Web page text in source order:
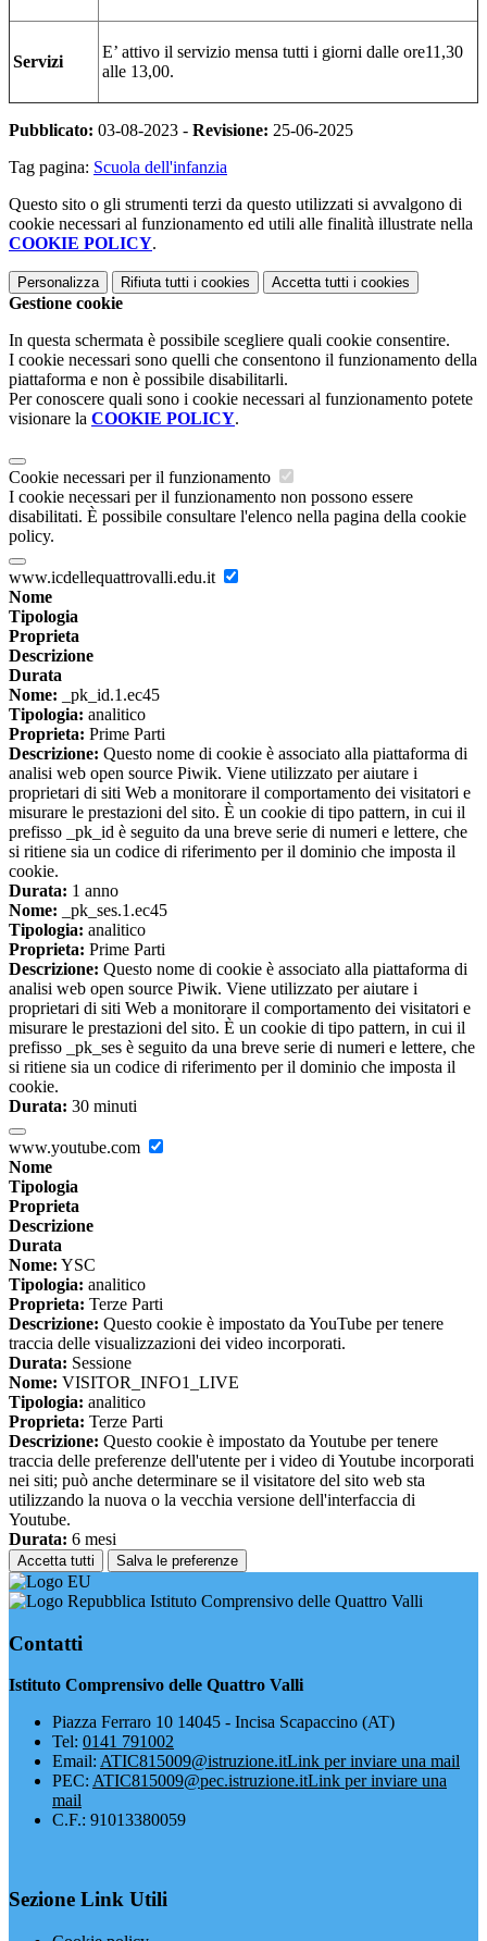
Servizi
E’ attivo il servizio mensa tutti i giorni dalle ore11,30
alle 13,00.
Pubblicato: 03-08-2023 - Revisione: 25-06-2025
Tag pagina: Scuola dell'infanzia
Questo sito o gli strumenti terzi da questo utilizzati si avvalgono di
cookie necessari al funzionamento ed utili alle finalità illustrate nella
COOKIE POLICY.
Personalizza Rifiuta tutti i cookies Accetta tutti i cookies
Gestione cookie
In questa schermata è possibile scegliere quali cookie consentire.
I cookie necessari sono quelli che consentono il funzionamento della
piattaforma e non è possibile disabilitarli.
Per conoscere quali sono i cookie necessari al funzionamento potete
visionare la COOKIE POLICY.
Cookie necessari per il funzionamento
I cookie necessari per il funzionamento non possono essere
disabilitati. È possibile consultare l'elenco nella pagina della cookie
policy.
www.icdellequattrovalli.edu.it
Nome
Tipologia
Proprieta
Descrizione
Durata
Nome: _pk_id.1.ec45
Tipologia: analitico
Proprieta: Prime Parti
Descrizione: Questo nome di cookie è associato alla piattaforma di
analisi web open source Piwik. Viene utilizzato per aiutare i
proprietari di siti Web a monitorare il comportamento dei visitatori e
misurare le prestazioni del sito. È un cookie di tipo pattern, in cui il
prefisso _pk_id è seguito da una breve serie di numeri e lettere, che
si ritiene sia un codice di riferimento per il dominio che imposta il
cookie.
Durata: 1 anno
Nome: _pk_ses.1.ec45
Tipologia: analitico
Proprieta: Prime Parti
Descrizione: Questo nome di cookie è associato alla piattaforma di
analisi web open source Piwik. Viene utilizzato per aiutare i
proprietari di siti Web a monitorare il comportamento dei visitatori e
misurare le prestazioni del sito. È un cookie di tipo pattern, in cui il
prefisso _pk_ses è seguito da una breve serie di numeri e lettere, che
si ritiene sia un codice di riferimento per il dominio che imposta il
cookie.
Durata: 30 minuti
www.youtube.com
Nome
Tipologia
Proprieta
Descrizione
Durata
Nome: YSC
Tipologia: analitico
Proprieta: Terze Parti
Descrizione: Questo cookie è impostato da YouTube per tenere
traccia delle visualizzazioni dei video incorporati.
Durata: Sessione
Nome: VISITOR_INFO1_LIVE
Tipologia: analitico
Proprieta: Terze Parti
Descrizione: Questo cookie è impostato da Youtube per tenere
traccia delle preferenze dell'utente per i video di Youtube incorporati
nei siti; può anche determinare se il visitatore del sito web sta
utilizzando la nuova o la vecchia versione dell'interfaccia di
Youtube.
Durata: 6 mesi
Accetta tutti Salva le preferenze
Istituto Comprensivo delle Quattro Valli
Contatti
Istituto Comprensivo delle Quattro Valli
Piazza Ferraro 10 14045 - Incisa Scapaccino (AT)
Tel: 0141 791002
Email: ATIC815009@istruzione.itLink per inviare una mail
PEC: ATIC815009@pec.istruzione.itLink per inviare una
mail
C.F.: 91013380059
Sezione Link Utili